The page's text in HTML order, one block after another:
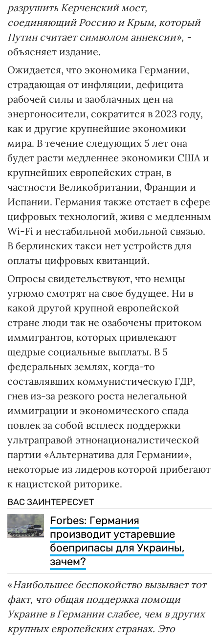
разрушить Керченский мост,
соединяющий Россию и Крым, который
Путин считает символом аннексии», -
объясняет издание.
Ожидается, что экономика Германии,
страдающая от инфляции, дефицита
рабочей силы и заоблачных цен на
энергоносители, сократится в 2023 году,
как и другие крупнейшие экономики
мира. В течение следующих 5 лет она
будет расти медленнее экономики США и
крупнейших европейских стран, в
частности Великобритании, Франции и
Испании. Германия также отстает в сфере
цифровых технологий, живя с медленным
Wi-Fi и нестабильной мобильной связью.
В берлинских такси нет устройств для
оплаты цифровых квитанций.
Опросы свидетельствуют, что немцы
угрюмо смотрят на свое будущее. Ни в
какой другой крупной европейской
стране люди так не озабочены притоком
иммигрантов, которых привлекают
щедрые социальные выплаты. В 5
федеральных землях, когда-то
составлявших коммунистическую ГДР,
гнев из-за резкого роста нелегальной
иммиграции и экономического спада
повлек за собой всплеск поддержки
ультраправой этнонационалистической
партии «Альтернатива для Германии»,
некоторые из лидеров которой прибегают
к нацистской риторике.
ВАС ЗАИНТЕРЕСУЕТ
Forbes: Германия
производит устаревшие
боеприпасы для Украины,
зачем?
«Наибольшее беспокойство вызывает тот
факт, что общая поддержка помощи
Украине в Германии слабее, чем в других
крупных европейских странах. Это